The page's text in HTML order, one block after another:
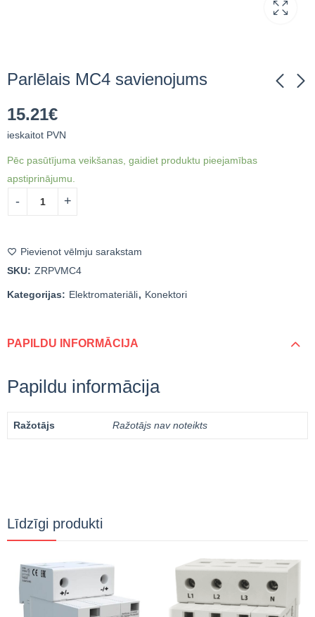
Parlēlais MC4 savienojums
4-6mm2
4.19€ieskaitot PVN
1.45€ieskaitot PVN
15.21€
ieskaitot PVN
Pēc pasūtījuma veikšanas, gaidiet produktu pieejamības
apstiprinājumu.
Pievienot vēlmju sarakstam
SKU: ZRPVMC4
Kategorijas: Elektromateriāli, Konektori
PAPILDU INFORMĀCIJA
Papildu informācija
Ražotājs Ražotājs nav noteikts
Līdzīgi produkti